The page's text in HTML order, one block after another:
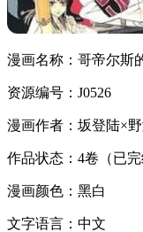
漫画名称：哥帝尔斯
资源编号：J0526
漫画作者：坂登陆×
作品状态：4卷（已完
漫画颜色：黑白
文字语言：中文